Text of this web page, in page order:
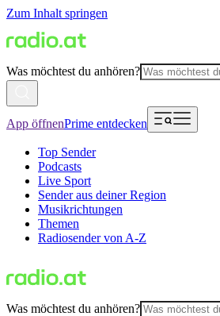
Zum Inhalt springen
Was möchtest du anhören?
App öffnenPrime entdecken
Top Sender
Podcasts
Live Sport
Sender aus deiner Region
Musikrichtungen
Themen
Radiosender von A-Z
Was möchtest du anhören?